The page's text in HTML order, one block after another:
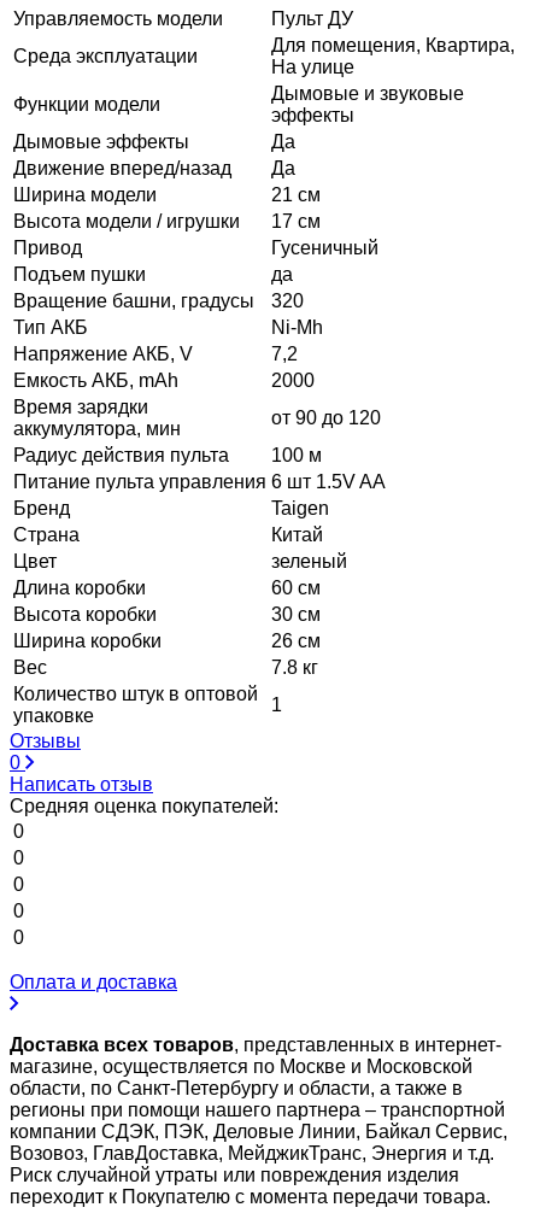
Управляемость модели
Пульт ДУ
Среда эксплуатации
Для помещения, Квартира,
На улице
Функции модели
Дымовые и звуковые
эффекты
Дымовые эффекты
Да
Движение вперед/назад
Да
Ширина модели
21 см
Высота модели / игрушки
17 см
Привод
Гусеничный
Подъем пушки
да
Вращение башни, градусы
320
Тип АКБ
Ni-Mh
Напряжение АКБ, V
7,2
Емкость АКБ, mAh
2000
Время зарядки
аккумулятора, мин
от 90 до 120
Радиус действия пульта
100 м
Питание пульта управления 6 шт 1.5V AA
Бренд
Taigen
Страна
Китай
Цвет
зеленый
Длина коробки
60 см
Высота коробки
30 см
Ширина коробки
26 см
Вес
7.8 кг
Количество штук в оптовой
упаковке
1
Отзывы
0
Написать отзыв
Средняя оценка покупателей:
0
0
0
0
0
Оплата и доставка
Доставка всех товаров, представленных в интернет-
магазине, осуществляется по Москве и Московской
области, по Санкт-Петербургу и области, а также в
регионы при помощи нашего партнера – транспортной
компании СДЭК, ПЭК, Деловые Линии, Байкал Сервис,
Возовоз, ГлавДоставка, МейджикТранс, Энергия и т.д.
Риск случайной утраты или повреждения изделия
переходит к Покупателю с момента передачи товара.